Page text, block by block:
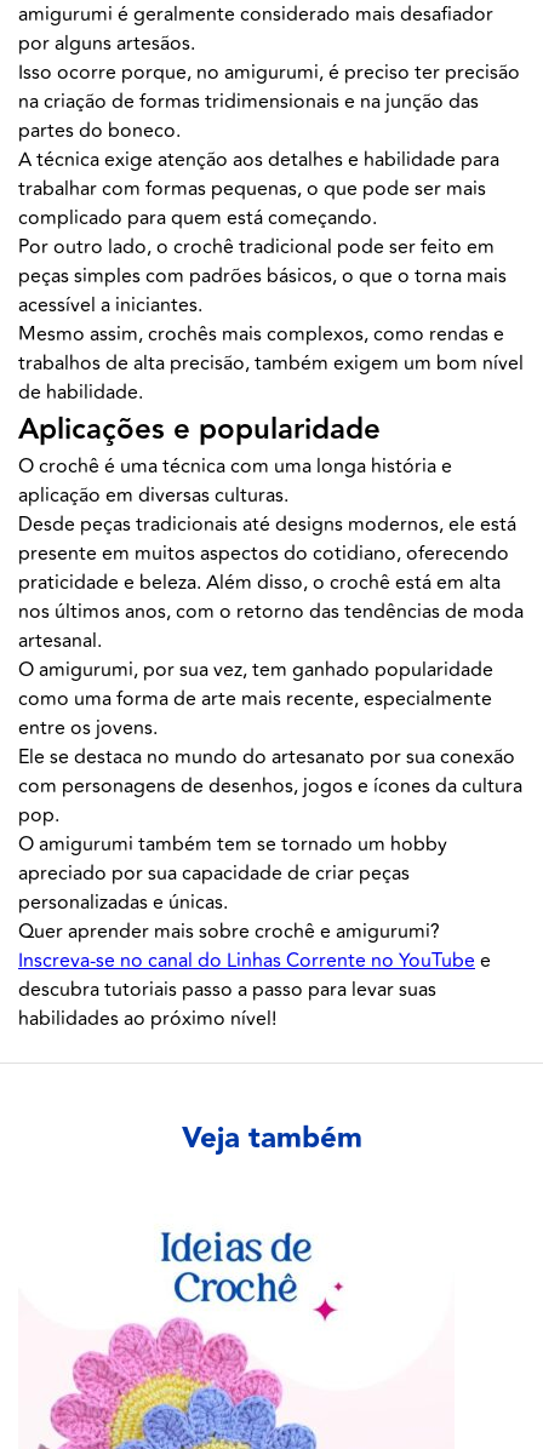
amigurumi é geralmente considerado mais desafiador
por alguns artesãos.
Isso ocorre porque, no amigurumi, é preciso ter precisão
na criação de formas tridimensionais e na junção das
partes do boneco.
A técnica exige atenção aos detalhes e habilidade para
trabalhar com formas pequenas, o que pode ser mais
complicado para quem está começando.
Por outro lado, o crochê tradicional pode ser feito em
peças simples com padrões básicos, o que o torna mais
acessível a iniciantes.
Mesmo assim, crochês mais complexos, como rendas e
trabalhos de alta precisão, também exigem um bom nível
de habilidade.
Aplicações e popularidade
O crochê é uma técnica com uma longa história e
aplicação em diversas culturas.
Desde peças tradicionais até designs modernos, ele está
presente em muitos aspectos do cotidiano, oferecendo
praticidade e beleza. Além disso, o crochê está em alta
nos últimos anos, com o retorno das tendências de moda
artesanal.
O amigurumi, por sua vez, tem ganhado popularidade
como uma forma de arte mais recente, especialmente
entre os jovens.
Ele se destaca no mundo do artesanato por sua conexão
com personagens de desenhos, jogos e ícones da cultura
pop.
O amigurumi também tem se tornado um hobby
apreciado por sua capacidade de criar peças
personalizadas e únicas.
Quer aprender mais sobre crochê e amigurumi?
Inscreva-se no canal do Linhas Corrente no YouTubee
descubra tutoriais passo a passo para levar suas
habilidades ao próximo nível!
Veja também